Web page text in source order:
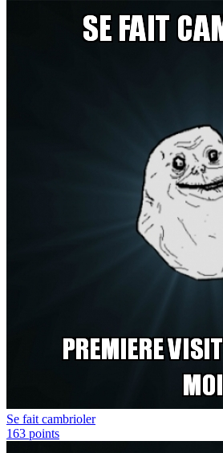
Se fait cambrioler
163 points